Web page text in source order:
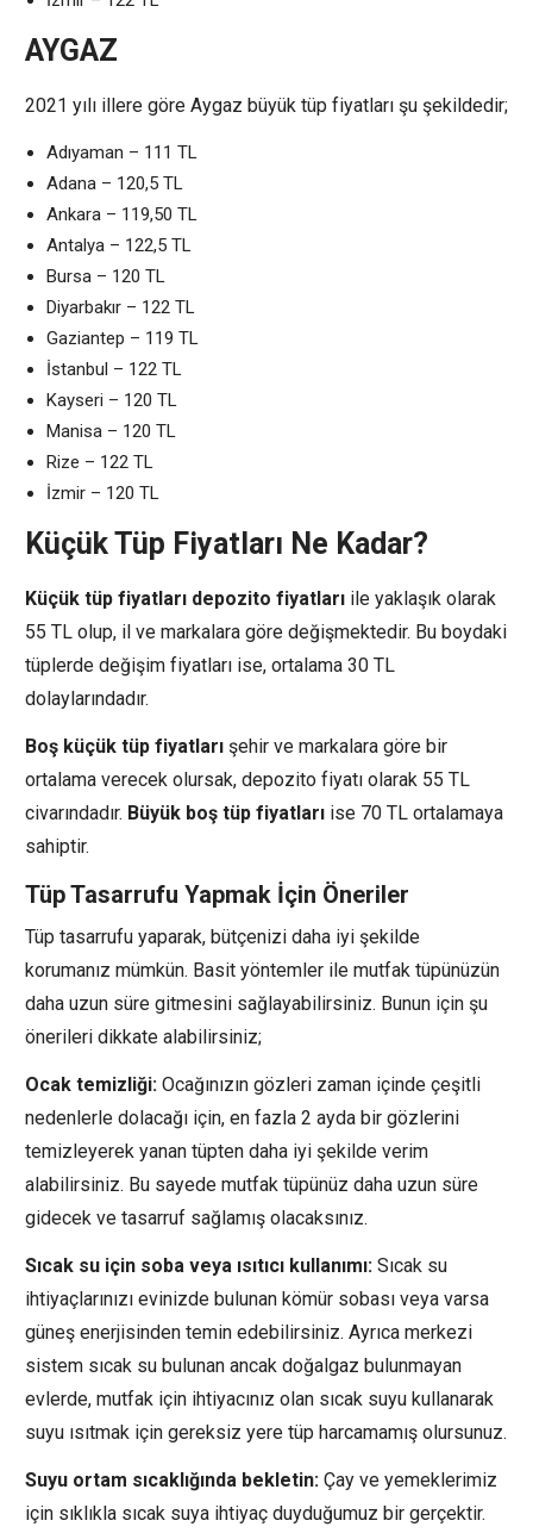
AYGAZ
2021 yılı illere göre Aygaz büyük tüp fiyatları şu şekildedir;
Adıyaman – 111 TL
Adana – 120,5 TL
Ankara – 119,50 TL
Antalya – 122,5 TL
Bursa – 120 TL
Diyarbakır – 122 TL
Gaziantep – 119 TL
İstanbul – 122 TL
Kayseri – 120 TL
Manisa – 120 TL
Rize – 122 TL
İzmir – 120 TL
Küçük Tüp Fiyatları Ne Kadar?
Küçük tüp fiyatları depozito fiyatları ile yaklaşık olarak
55 TL olup, il ve markalara göre değişmektedir. Bu boydaki
tüplerde değişim fiyatları ise, ortalama 30 TL
dolaylarındadır.
Boş küçük tüp fiyatları şehir ve markalara göre bir
ortalama verecek olursak, depozito fiyatı olarak 55 TL
civarındadır. Büyük boş tüp fiyatları ise 70 TL ortalamaya
sahiptir.
Tüp Tasarrufu Yapmak İçin Öneriler
Tüp tasarrufu yaparak, bütçenizi daha iyi şekilde
korumanız mümkün. Basit yöntemler ile mutfak tüpünüzün
daha uzun süre gitmesini sağlayabilirsiniz. Bunun için şu
önerileri dikkate alabilirsiniz;
Ocak temizliği: Ocağınızın gözleri zaman içinde çeşitli
nedenlerle dolacağı için, en fazla 2 ayda bir gözlerini
temizleyerek yanan tüpten daha iyi şekilde verim
alabilirsiniz. Bu sayede mutfak tüpünüz daha uzun süre
gidecek ve tasarruf sağlamış olacaksınız.
Sıcak su için soba veya ısıtıcı kullanımı: Sıcak su
ihtiyaçlarınızı evinizde bulunan kömür sobası veya varsa
güneş enerjisinden temin edebilirsiniz. Ayrıca merkezi
sistem sıcak su bulunan ancak doğalgaz bulunmayan
evlerde, mutfak için ihtiyacınız olan sıcak suyu kullanarak
suyu ısıtmak için gereksiz yere tüp harcamamış olursunuz.
Suyu ortam sıcaklığında bekletin: Çay ve yemeklerimiz
için sıklıkla sıcak suya ihtiyaç duyduğumuz bir gerçektir.